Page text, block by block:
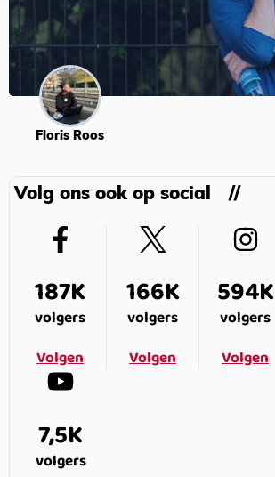
Floris Roos
Volg ons ook op social
187K
volgers
Volgen
166K
volgers
Volgen
594K
volgers
Volgen
7,5K
volgers